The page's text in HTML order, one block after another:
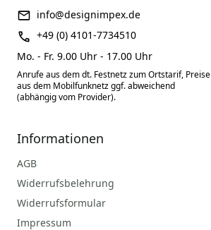
info@designimpex.de
+49 (0) 4101-7734510
Mo. - Fr. 9.00 Uhr - 17.00 Uhr
Anrufe aus dem dt. Festnetz zum Ortstarif, Preise
aus dem Mobilfunknetz ggf. abweichend
(abhängig vom Provider).
Informationen
AGB
Widerrufsbelehrung
Widerrufsformular
Impressum